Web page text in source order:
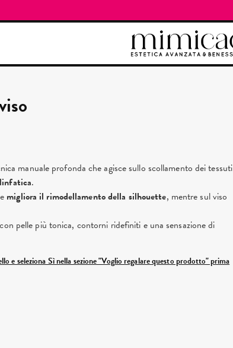
manuale profonda che agisce sullo scollamento dei tessuti
.
migliora il rimodellamento della silhouette, mentre sul viso
pelle più tonica, contorni ridefiniti e una sensazione di
e seleziona Sì nella sezione "Voglio regalare questo prodotto" prima